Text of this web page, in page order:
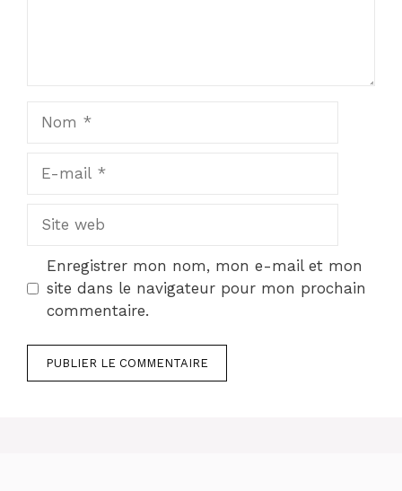
mail
web
Enregistrer mon nom, mon e-mail et mon
site dans le navigateur pour mon prochain
commentaire.